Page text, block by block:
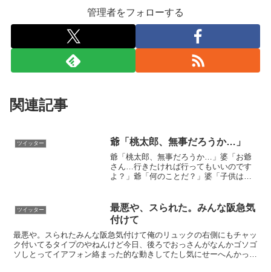
管理者をフォローする
関連記事
ツイッター 爺「桃太郎、無事だろうか…」
爺「桃太郎、無事だろうか…」婆「お爺
さん…行きたければ行ってもいいのです
よ？」爺「何のことだ？」婆「子供は斬
とだ…それに、乙姫に爺にされ、かぐや
姫を守れなかったわしに何...
ツイッター
最悪や、スられた。みんな阪急気
付けて
最悪や。スられたみんな阪急気付けて俺のリュックの右側にもチャッ
ク付いてるタイプのやねんけど今日、後ろでおっさんがなんかゴソゴ
ソしとってイアフォン絡まった的な動きしてたし気にせーへんかった